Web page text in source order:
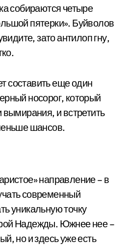
собираются четыре
пятерки». Буйволов
зато антилоп гну,
составить еще один
носорог, который
вымирания, и встретить
шансов.
направление – в
современный
уникальную точку
Надежды. Южнее нее –
но и здесь уже есть